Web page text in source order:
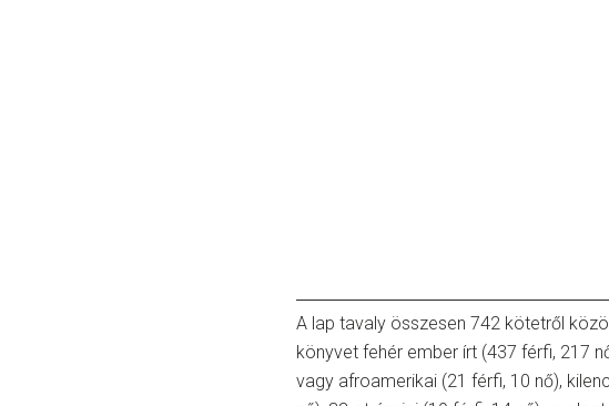
A lap tavaly összesen 742 kötetről
könyvet fehér ember írt (437 férfi, 217
vagy afroamerikai (21 férfi, 10 nő),